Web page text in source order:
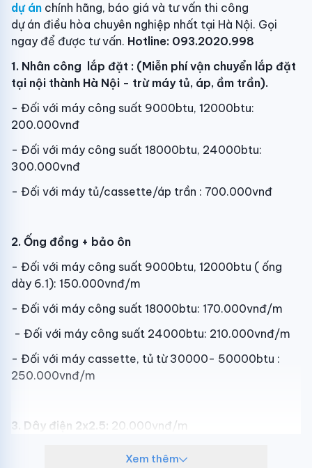
dự án chính hãng, báo giá và tư vấn thi công
dự án điều hòa chuyên nghiệp nhất tại Hà Nội. Gọi
ngay để được tư vấn. Hotline: 093.2020.998
1. Nhân công lắp đặt : (Miễn phí vận chuyển lắp đặt
tại nội thành Hà Nội - trừ máy tủ, áp, ầm trần).
- Đối với máy công suất 9000btu, 12000btu:
200.000vnđ
- Đối với máy công suất 18000btu, 24000btu:
300.000vnđ
- Đối với máy tủ/cassette/áp trần : 700.000vnđ
2. Ống đồng + bảo ôn
- Đối với máy công suất 9000btu, 12000btu ( ống
dày 6.1): 150.000vnđ/m
- Đối với máy công suất 18000btu: 170.000vnđ/m
- Đối với máy công suất 24000btu: 210.000vnđ/m
- Đối với máy cassette, tủ từ 30000- 50000btu :
250.000vnđ/m
3. Dây điện 2x2.5: 20.000vnđ/m
Xem thêm